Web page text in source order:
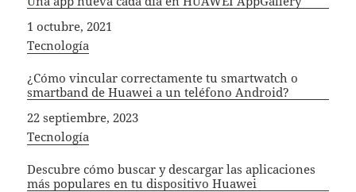
Fecha
1 octubre, 2021
In relation to
Tecnología
¿Cómo vincular correctamente tu smartwatch o
smartband de Huawei a un teléfono Android?
Fecha
22 septiembre, 2023
In relation to
Tecnología
Descubre cómo buscar y descargar las aplicaciones
más populares en tu dispositivo Huawei